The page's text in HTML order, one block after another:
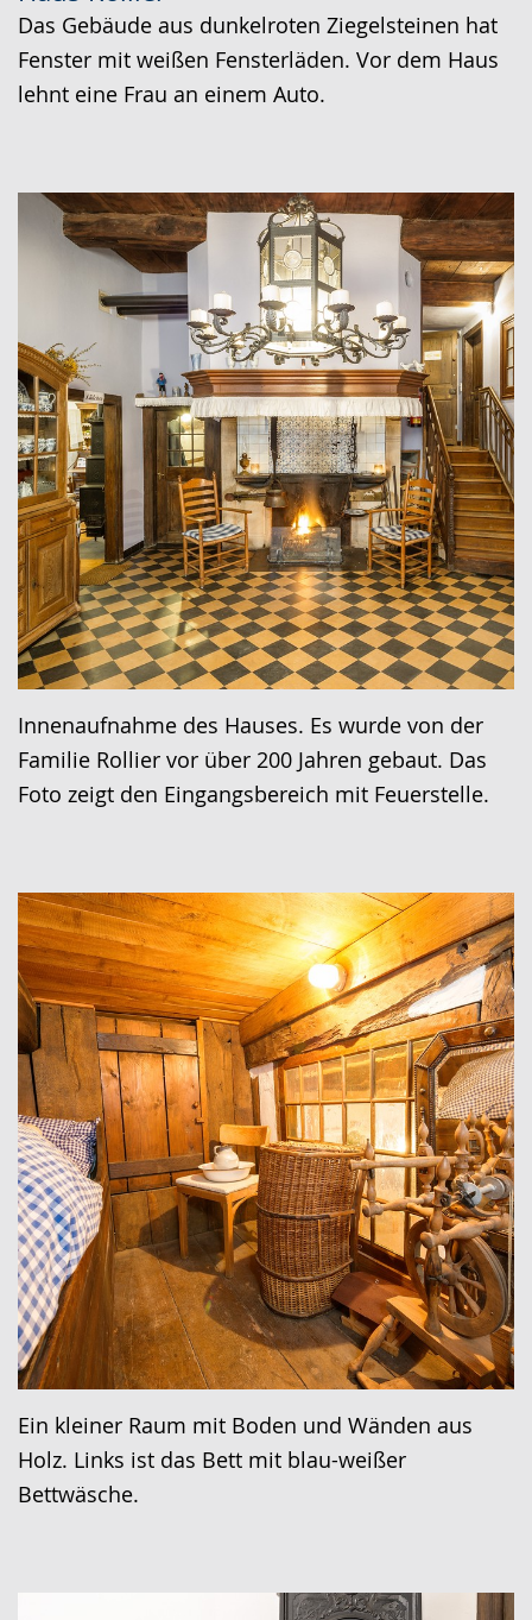
Das Gebäude aus dunkelroten Ziegelsteinen hat
Fenster mit weißen Fensterläden. Vor dem Haus
lehnt eine Frau an einem Auto.
Innenaufnahme des Hauses. Es wurde von der
Familie Rollier vor über 200 Jahren gebaut. Das
Foto zeigt den Eingangsbereich mit Feuerstelle.
Ein kleiner Raum mit Boden und Wänden aus
Holz. Links ist das Bett mit blau-weißer
Bettwäsche.